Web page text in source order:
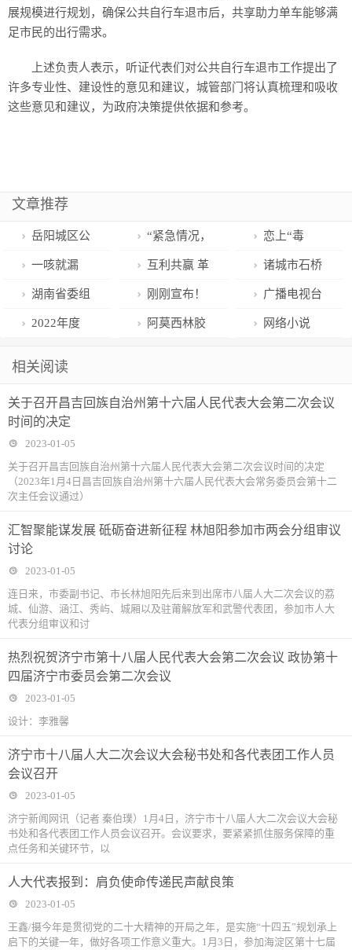
展规模进行规划，确保公共自行车退市后，共享助力单车能够满
足市民的出行需求。
上述负责人表示，听证代表们对公共自行车退市工作提出了
许多专业性、建设性的意见和建议，城管部门将认真梳理和吸收
这些意见和建议，为政府决策提供依据和参考。
文章推荐
岳阳城区公
共自行车要不
要退市？我市
举行听证会征
“紧急情况，
破窗可用！”河
北男子花2万
多元购买AED
恋上“毒
枭”？网络小说
也不是法外之
地 | 封面快评
一咳就漏
尿，是哪里出
了问题？2个
互利共赢 革
命老区重点城
市对口合作进
诸城市石桥
子镇：打造强
国文化墙 学习
湖南省委组
织部下拨2000
走访慰问
刚刚宣布！
全南昌免费！
广播电视台
对违法药品广
2022年度
建名单公布 四
一
阿莫西林胶
高新区一诊所
罚没2万元
网络小说
毒”点名批评
下架处理
相关阅读
关于召开昌吉回族自治州第十六届人民代表大会第二次会议
时间的决定
2023-01-05
关于召开昌吉回族自治州第十六届人民代表大会第二次会议时间的决定
（2023年1月4日昌吉回族自治州第十六届人民代表大会常务委员会第十二
次主任会议通过）
汇智聚能谋发展 砥砺奋进新征程 林旭阳参加市两会分组审议
讨论
2023-01-05
连日来，市委副书记、市长林旭阳先后来到出席市八届人大二次会议的荔
城、仙游、涵江、秀屿、城厢以及驻莆解放军和武警代表团，参加市人大
代表分组审议和讨
热烈祝贺济宁市第十八届人民代表大会第二次会议 政协第十
四届济宁市委员会第二次会议
2023-01-05
设计：李雅馨
济宁市十八届人大二次会议大会秘书处和各代表团工作人员
会议召开
2023-01-05
济宁新闻网讯（记者 秦伯璞）1月4日，济宁市十八届人大二次会议大会秘
书处和各代表团工作人员会议召开。会议要求，要紧紧抓住服务保障的重
点任务和关键环节，以
人大代表报到：肩负使命传递民声献良策
2023-01-05
王鑫/摄今年是贯彻党的二十大精神的开局之年，是实施“十四五”规划承上
启下的关键一年，做好各项工作意义重大。1月3日，参加海淀区第十七届